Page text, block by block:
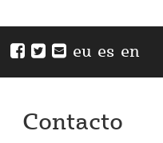
eu es en
Contacto